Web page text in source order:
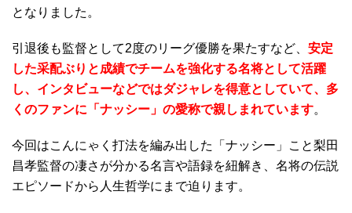
となりました。
引退後も監督として2度のリーグ優勝を果たすなど、 安定
した采配ぶりと成績でチームを強化する名将として活躍
し、インタビューなどではダジャレを得意としていて、多
くのファンに「ナッシー」の愛称で親しまれています。
今回はこんにゃく打法を編み出した「ナッシー」こと梨田
昌孝監督の凄さが分かる名言や語録を紐解き、名将の伝説
エピソードから人生哲学にまで迫ります。